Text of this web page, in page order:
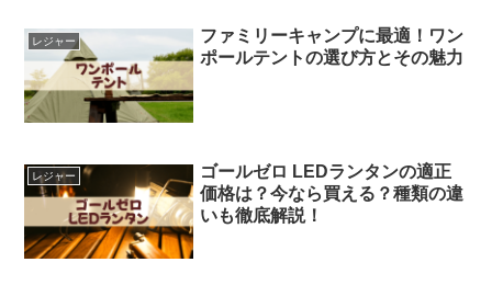
レジャー
ファミリーキャンプに最適！ワン
ポールテントの選び方とその魅力
レジャー
ゴールゼロ LEDランタンの適正
価格は？今なら買える？種類の違
いも徹底解説！